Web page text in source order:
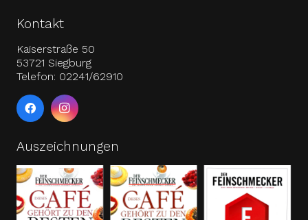
Kontakt
Kaiserstraße 50
53721 Siegburg
Telefon: 02241/62910
Auszeichnungen